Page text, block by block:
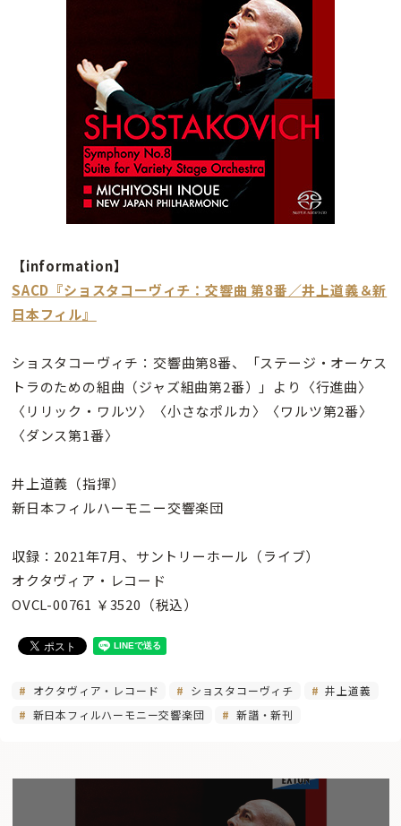
【information】
SACD『ショスタコーヴィチ：交響曲 第8番／井上道義＆新
日本フィル』
ショスタコーヴィチ：交響曲第8番、「ステージ・オーケス
トラのための組曲（ジャズ組曲第2番）」より〈行進曲〉
〈リリック・ワルツ〉〈小さなポルカ〉〈ワルツ第2番〉
〈ダンス第1番〉
井上道義（指揮）
新日本フィルハーモニー交響楽団
収録：2021年7月、サントリーホール（ライブ）
オクタヴィア・レコード
OVCL-00761 ￥3520（税込）
オクタヴィア・レコード ショスタコーヴィチ
井上道義
新日本フィルハーモニー交響楽団
新譜・新刊